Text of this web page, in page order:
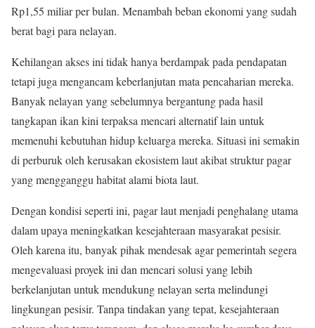
Rp1,55 miliar per bulan. Menambah beban ekonomi yang sudah
berat bagi para nelayan.
Kehilangan akses ini tidak hanya berdampak pada pendapatan
tetapi juga mengancam keberlanjutan mata pencaharian mereka.
Banyak nelayan yang sebelumnya bergantung pada hasil
tangkapan ikan kini terpaksa mencari alternatif lain untuk
memenuhi kebutuhan hidup keluarga mereka. Situasi ini semakin
di perburuk oleh kerusakan ekosistem laut akibat struktur pagar
yang mengganggu habitat alami biota laut.
Dengan kondisi seperti ini, pagar laut menjadi penghalang utama
dalam upaya meningkatkan kesejahteraan masyarakat pesisir.
Oleh karena itu, banyak pihak mendesak agar pemerintah segera
mengevaluasi proyek ini dan mencari solusi yang lebih
berkelanjutan untuk mendukung nelayan serta melindungi
lingkungan pesisir. Tanpa tindakan yang tepat, kesejahteraan